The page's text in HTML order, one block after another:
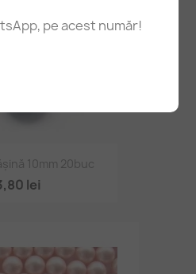
pe acest număr!
10mm 20buc
lei